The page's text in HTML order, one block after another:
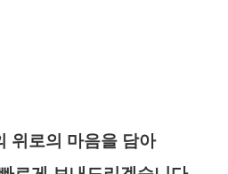
위로의 마음을 담아